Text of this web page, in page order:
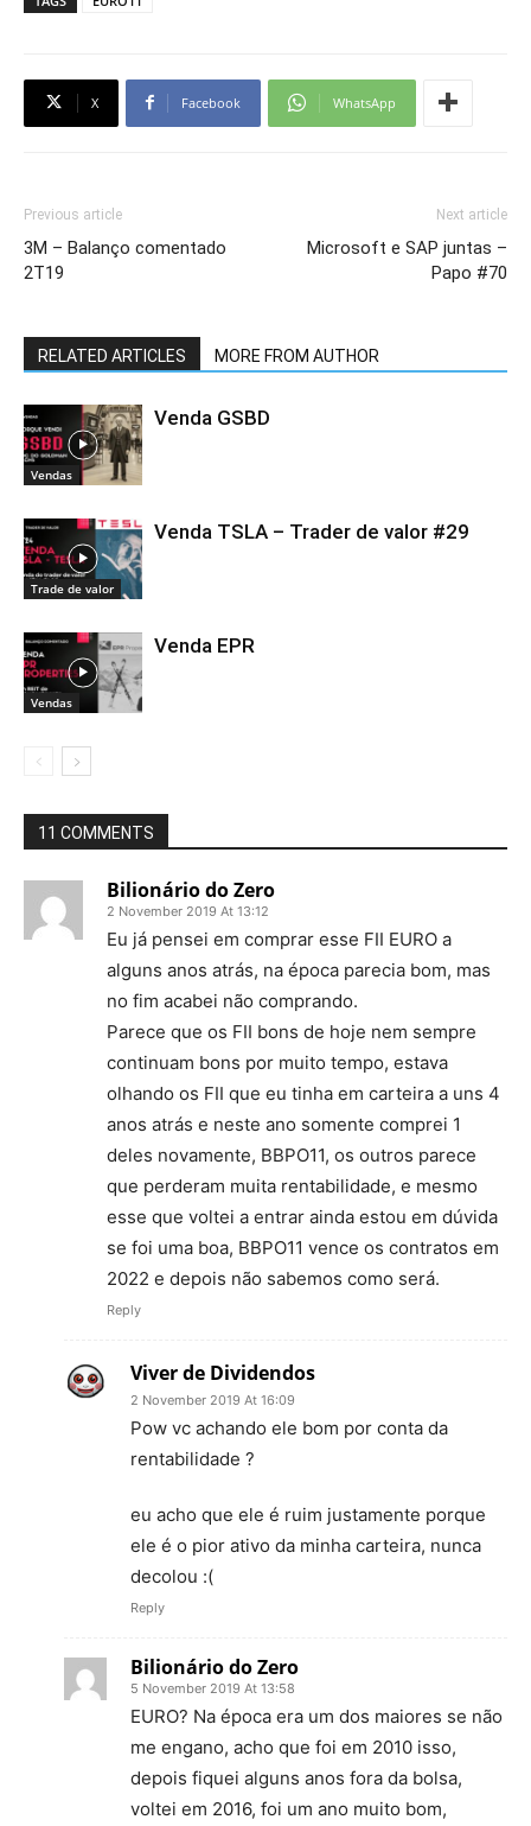
X Facebook WhatsApp
Previous article
3M – Balanço comentado
2T19
Next article
Microsoft e SAP juntas –
Papo #70
RELATED ARTICLES MORE FROM AUTHOR
Vendas
Venda GSBD
Trade de valor
Venda TSLA – Trader de valor #29
Vendas
Venda EPR
11 COMMENTS
Bilionário do Zero
2 November 2019 At 13:12
Eu já pensei em comprar esse FII EURO a
alguns anos atrás, na época parecia bom, mas
no fim acabei não comprando.
Parece que os FII bons de hoje nem sempre
continuam bons por muito tempo, estava
olhando os FII que eu tinha em carteira a uns 4
anos atrás e neste ano somente comprei 1
deles novamente, BBPO11, os outros parece
que perderam muita rentabilidade, e mesmo
esse que voltei a entrar ainda estou em dúvida
se foi uma boa, BBPO11 vence os contratos em
2022 e depois não sabemos como será.
Reply
Viver de Dividendos
2 November 2019 At 16:09
Pow vc achando ele bom por conta da
rentabilidade ?
eu acho que ele é ruim justamente porque
ele é o pior ativo da minha carteira, nunca
decolou :(
Reply
Bilionário do Zero
5 November 2019 At 13:58
EURO? Na época era um dos maiores se não
me engano, acho que foi em 2010 isso,
depois fiquei alguns anos fora da bolsa,
voltei em 2016, foi um ano muito bom,